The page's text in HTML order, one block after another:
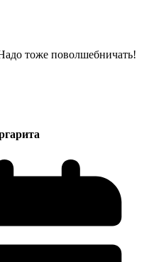
тоже поволшебничать!